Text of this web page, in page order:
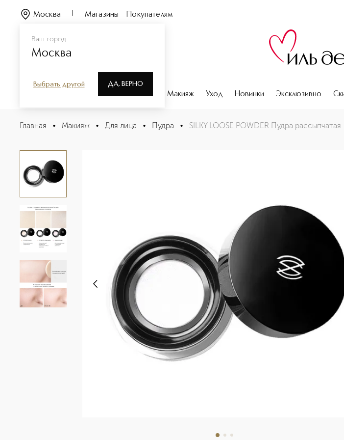
Ваш город
Москва
Выбрать другой ДА, ВЕРНО
Москва Магазины Покупателям
Парфюмерия Макияж Уход Новинки Эксклюзивно
SILKY LOOSE POWDER Пудра рассыпчатая
Главная • Макияж • Для лица • Пудра • SILKY LOOSE POWDER Пудра рассыпчатая